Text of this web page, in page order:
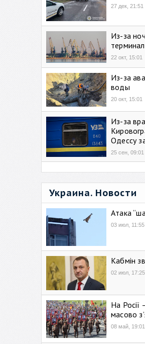
27 дек, 21:51
Из-за
22 окт, 15:01
Из-за
воды
20 окт, 15:01
Из-за
Одессу
25 сен, 09:01
Украина. Новости
Атака
03 июл, 11:55
Кабмін
02 июл, 17:25
На Росії
масово
08 май, 19:01